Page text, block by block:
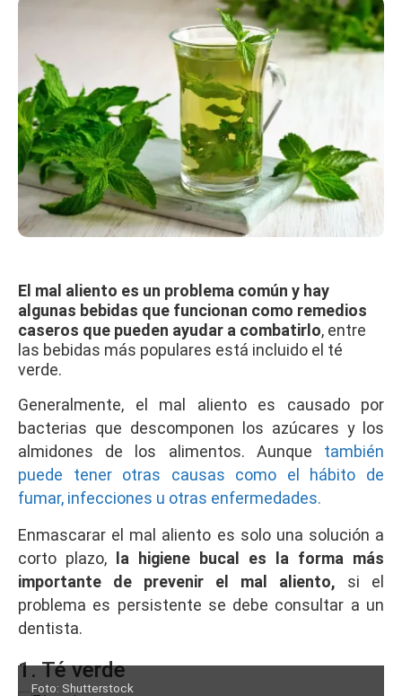
El mal aliento es un problema común y hay
algunas bebidas que funcionan como remedios
caseros que pueden ayudar a combatirlo, entre
las bebidas más populares está incluido el té
verde.
Generalmente, el mal aliento es causado por
bacterias que descomponen los azúcares y los
almidones de los alimentos. Aunque también
puede tener otras causas como el hábito de
fumar, infecciones u otras enfermedades.
Enmascarar el mal aliento es solo una solución a
corto plazo, la higiene bucal es la forma más
importante de prevenir el mal aliento, si el
problema es persistente se debe consultar a un
dentista.
1. Té verde
Foto: Shutterstock